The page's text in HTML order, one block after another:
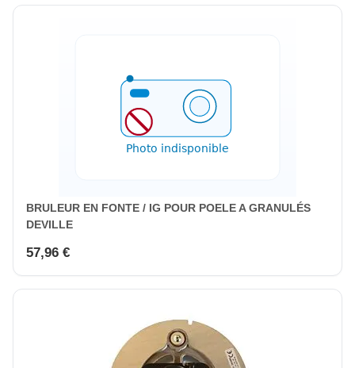
BRULEUR EN FONTE / IG POUR POELE A GRANULÉS
DEVILLE
57,96 €